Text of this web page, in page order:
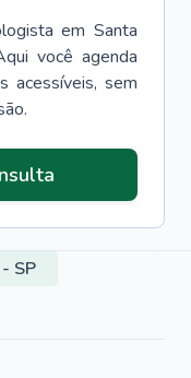
em Santa
você agenda
acessíveis, sem
SP